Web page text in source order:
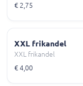
€ 2,75
XXL frikandel
XXL frikandel
€ 4,00